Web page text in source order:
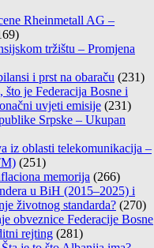
Rheinmetall AG –
tržištu – Promjena
i prst na obaraču (231)
je Federacija Bosne i
uvjeti emisije (231)
Srpske – Ukupan
iz oblasti telekomunikacija –
(251)
memorija (266)
u BiH (2015–2025) i
životnog standarda? (270)
obveznice Federacije Bosne
rejting (281)